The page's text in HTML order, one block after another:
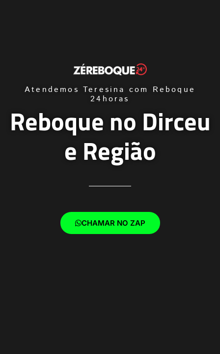
Atendemos Teresina com Reboque
24horas
Reboque no Dirceu
e Região
CHAMAR NO ZAP